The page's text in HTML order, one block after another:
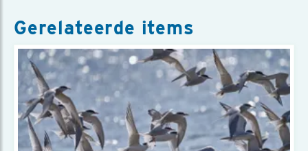
Gerelateerde items